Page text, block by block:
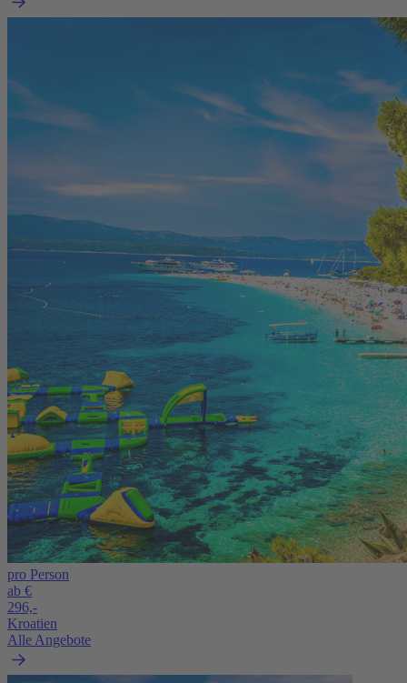
pro Person
ab €
296,-
Kroatien
Alle Angebote